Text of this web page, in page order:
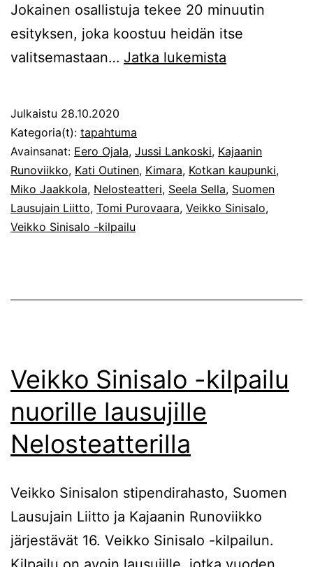
Jokainen osallistuja tekee 20 minuutin
esityksen, joka koostuu heidän itse
valitsemastaan… Jatka lukemista
aikataulu
muuttunut
Julkaistu 28.10.2020
Kategoria(t): tapahtuma
Avainsanat: Eero Ojala, Jussi Lankoski, Kajaanin
Runoviikko, Kati Outinen, Kimara, Kotkan kaupunki,
Miko Jaakkola, Nelosteatteri, Seela Sella, Suomen
Lausujain Liitto, Tomi Purovaara, Veikko Sinisalo,
Veikko Sinisalo -kilpailu
Veikko Sinisalo -kilpailu
nuorille lausujille
Nelosteatterilla
Veikko Sinisalon stipendirahasto, Suomen
Lausujain Liitto ja Kajaanin Runoviikko
järjestävät 16. Veikko Sinisalo -kilpailun.